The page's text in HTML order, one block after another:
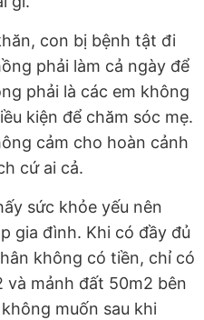
con bị bệnh tật đi
phải làm cả ngày để
phải là các em không
kiện để chăm sóc mẹ.
cảm cho hoàn cảnh
cứ ai cả.
sức khỏe yếu nên
gia đình. Khi có đầy đủ
không có tiền, chỉ có
và mảnh đất 50m2 bên
muốn sau khi